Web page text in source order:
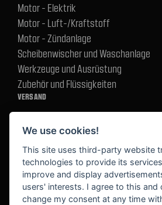
Motor - Elektrik
Motor - Luft-/Kraftstoff
Motor - Zündanlage
Scheibenwischer und Waschanlage
Werkzeuge und Ausrüstung
Zubehör und Flüssigkeiten
VERSAND
BEKANNT AUS
We use cookies!
This site uses third-party website
technologies to provide its
improve and display
users' interests. I agree to this and
change my consent at any time